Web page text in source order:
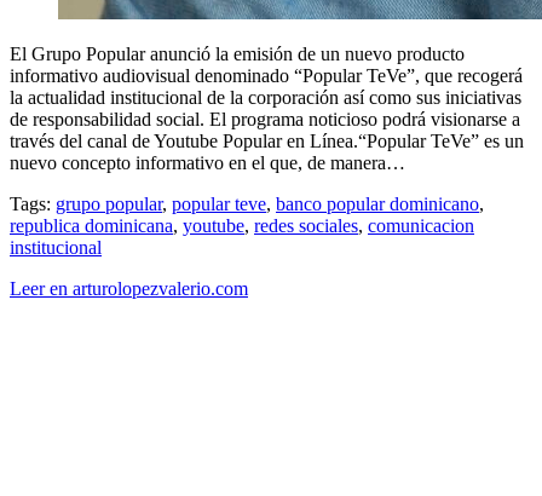
El Grupo Popular anunció la emisión de un nuevo producto
informativo audiovisual denominado “Popular TeVe”, que recogerá
la actualidad institucional de la corporación así como sus iniciativas
de responsabilidad social. El programa noticioso podrá visionarse a
través del canal de Youtube Popular en Línea.“Popular TeVe” es un
nuevo concepto informativo en el que, de manera…
Tags: grupo popular, popular teve, banco popular dominicano,
republica dominicana, youtube, redes sociales, comunicacion
institucional
Leer en arturolopezvalerio.com